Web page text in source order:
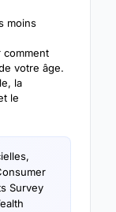
moins
comment
votre âge.
la
le
Survey